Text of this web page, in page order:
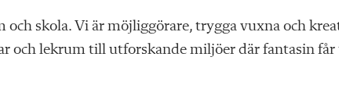
och skola. Vi är möjliggörare, trygga vuxna och
och lekrum till utforskande miljöer där fantasin får